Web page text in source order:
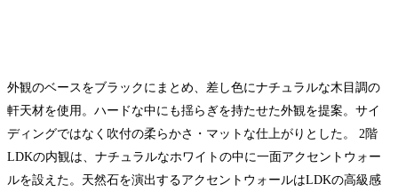
外観のベースをブラックにまとめ、差し色にナチュラルな木目調の
軒天材を使用。ハードな中にも揺らぎを持たせた外観を提案。サイ
ディングではなく吹付の柔らかさ・マットな仕上がりとした。 2階
LDKの内観は、ナチュラルなホワイトの中に一面アクセントウォー
ルを設えた。天然石を演出するアクセントウォールはLDKの高級感